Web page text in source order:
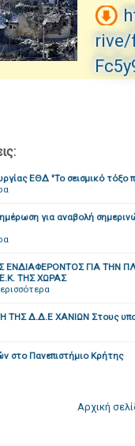
rive/
ΕΘΔ "Το σεισμικό τόξο
για αναβολή
ΓΙΑ ΤΗΝ
ΤΗΣ ΧΩΡΑΣ
Δ.Δ.Ε ΧΑΝΙΩΝ Στους
στο Πανεπιστήμιο Κρήτης
Αρχική